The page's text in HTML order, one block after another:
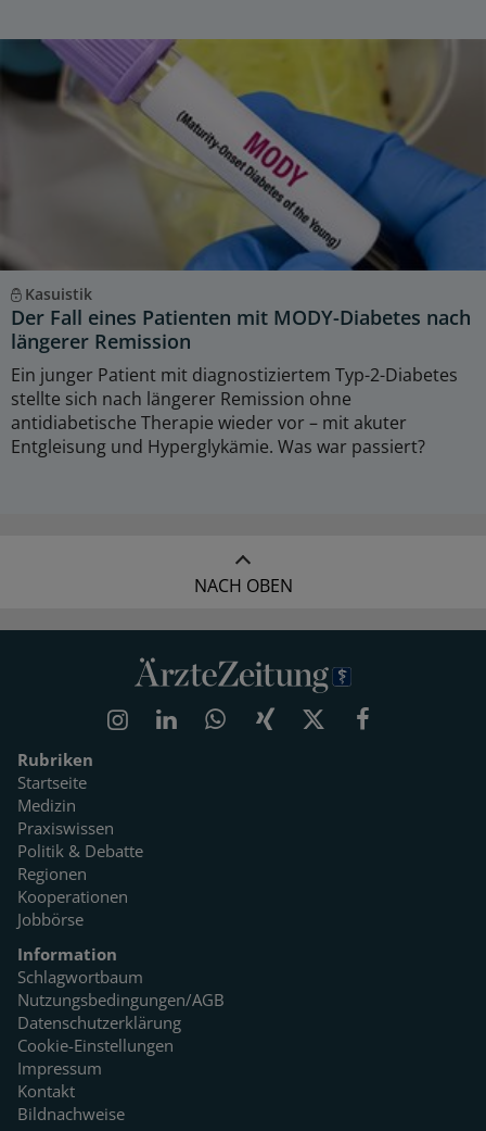
Kasuistik
Der Fall eines Patienten mit MODY-Diabetes nach
längerer Remission
Ein junger Patient mit diagnostiziertem Typ-2-Diabetes
stellte sich nach längerer Remission ohne
antidiabetische Therapie wieder vor – mit akuter
Entgleisung und Hyperglykämie. Was war passiert?
NACH OBEN
Rubriken
Startseite
Medizin
Praxiswissen
Politik & Debatte
Regionen
Kooperationen
Jobbörse
Information
Schlagwortbaum
Nutzungsbedingungen/AGB
Datenschutzerklärung
Cookie-Einstellungen
Impressum
Kontakt
Bildnachweise